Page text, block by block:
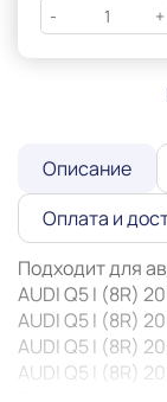
- +
Описание
Оплата и
Подходит для
AUDI Q5 I (8R)
AUDI Q5 I (8R)
AUDI Q5 I (8R)
AUDI Q5 I (8R)